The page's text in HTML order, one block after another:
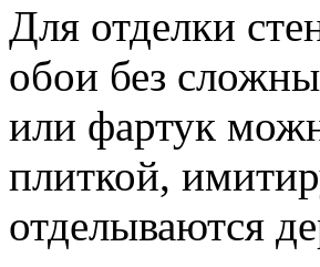
Для отделки
обои без
или фартук
плиткой,
отделываются